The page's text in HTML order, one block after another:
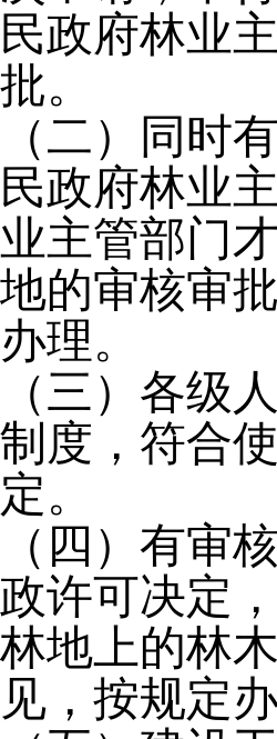
民政府林业
批。
（二）同时
民政府林业
业主管部门
地的审核审
办理。
（三）各级
制度，符合
定。
（四）有审
政许可决定
林地上的林
见，按规定